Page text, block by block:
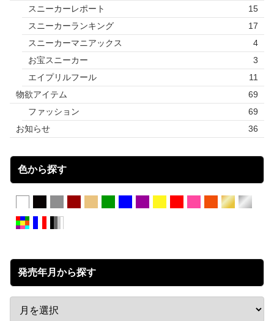
スニーカーレポート
15
スニーカーランキング
17
スニーカーマニアックス
4
お宝スニーカー
3
エイプリルフール
11
物欲アイテム
69
ファッション
69
お知らせ
36
色から探す
発売年月から探す